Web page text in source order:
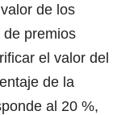
de los
de premios
el valor del
de la
al 20 %,